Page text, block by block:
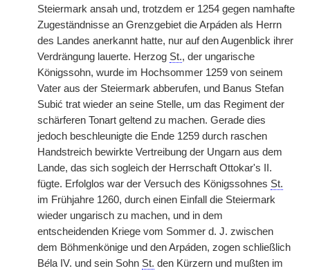
Steiermark ansah und, trotzdem er 1254 gegen namhafte
Zugeständnisse an Grenzgebiet die Arpáden als Herrn
des Landes anerkannt hatte, nur auf den Augenblick ihrer
Verdrängung lauerte. Herzog St., der ungarische
Königssohn, wurde im Hochsommer 1259 von seinem
Vater aus der Steiermark abberufen, und Banus Stefan
Subić trat wieder an seine Stelle, um das Regiment der
schärferen Tonart geltend zu machen. Gerade dies
jedoch beschleunigte die Ende 1259 durch raschen
Handstreich bewirkte Vertreibung der Ungarn aus dem
Lande, das sich sogleich der Herrschaft Ottokar's II.
fügte. Erfolglos war der Versuch des Königssohnes St.
im Frühjahre 1260, durch einen Einfall die Steiermark
wieder ungarisch zu machen, und in dem
entscheidenden Kriege vom Sommer d. J. zwischen
dem Böhmenkönige und den Arpáden, zogen schließlich
Béla IV. und sein Sohn St. den Kürzern und mußten im